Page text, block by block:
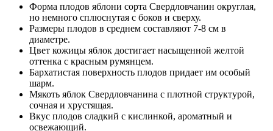
Форма плодов яблони сорта Свердловчанин округлая,
но немного сплюснутая с боков и сверху.
Размеры плодов в среднем составляют 7-8 см в
диаметре.
Цвет кожицы яблок достигает насыщенной желтой
оттенка с красным румянцем.
Бархатистая поверхность плодов придает им особый
шарм.
Мякоть яблок Свердловчанина с плотной структурой,
сочная и хрустящая.
Вкус плодов сладкий с кислинкой, ароматный и
освежающий.